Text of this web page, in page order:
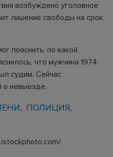
возбуждено уголовное
лишение свободы на срок
пояснить, по какой
что мужчина 1974
судим. Сейчас
о невыезде.
ПОЛИЦИЯ